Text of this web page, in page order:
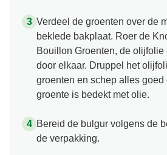
Verdeel de groenten over de
beklede bakplaat. Roer de
Bouillon Groenten, de olijfolie
door elkaar. Druppel het
groenten en schep alles goed
groente is bedekt met olie.
Bereid de bulgur volgens de
de verpakking.